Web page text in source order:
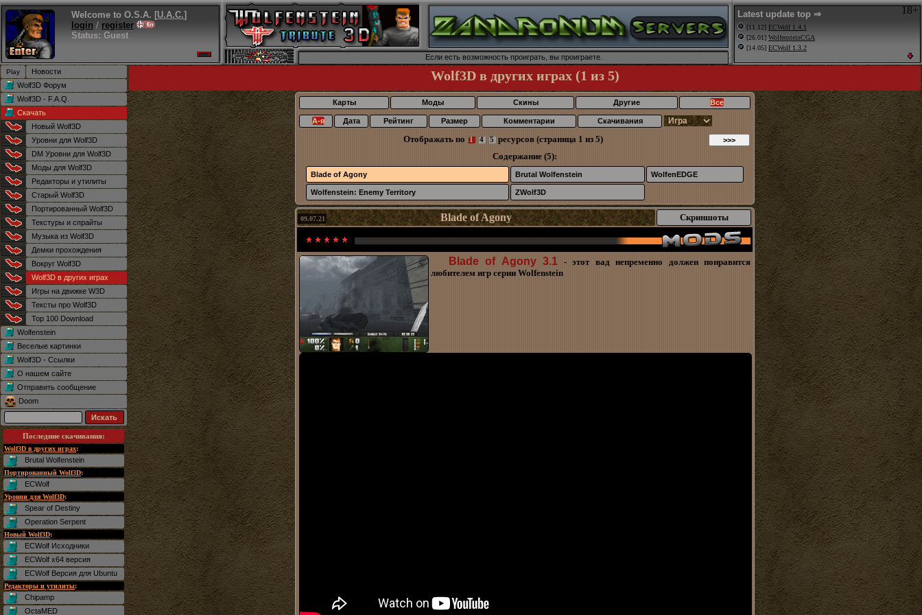
18+
Welcome to O.S.A. [U.A.C.]
login / register
Status: Guest
Latest update top ⇒
[11.12] ECWolf 1.4.1
[26.01] WolfensteinCGA
[14.05] ECWolf 1.3.2
Если есть возможность пpоигpать, вы пpоигpаете.
Новости
Wolf3D Форум
Wolf3D - F.A.Q.
Скачать
Новый Wolf3D
Уровни для Wolf3D
DM Уровни для Wolf3D
Моды для Wolf3D
Редакторы и утилиты
Старый Wolf3D
Портированный Wolf3D
Текстуры и спрайты
Музыка из Wolf3D
Демки прохождения
Вокруг Wolf3D
Wolf3D в других играх
Игры на движке W3D
Тексты про Wolf3D
Top 100 Download
Wolfenstein
Веселые картинки
Wolf3D - Ссылки
О нашем сайте
Отправить сообщение
Doom
Последние скачивания:
Wolf3D в других играх:
Brutal Wolfenstein
Портированный Wolf3D:
ECWolf
Уровни для Wolf3D:
Spear of Destiny
Operation Serpent
Новый Wolf3D:
ECWolf Исходники
ECWolf x64 версия
ECWolf Версия для Ubuntu
Редакторы и утилиты:
Chipamp
OctaMED
Wolf3D в других играх (1 из 5)
Карты Моды Скины Другие Все
А-я Дата Рейтинг Размер Комментарии Скачивания
Отображать по 1 4 5ресурсов (страница 1 из 5)
Содержание (5):
Blade of Agony Brutal Wolfenstein WolfenEDGE
Wolfenstein: Enemy Territory ZWolf3D
09.07.21 Blade of Agony Скриншоты
Blade of Agony 3.1 - этот вад непременно должен понравится
любителем игр серии Wolfenstein